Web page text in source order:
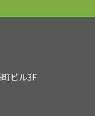
ビル3F